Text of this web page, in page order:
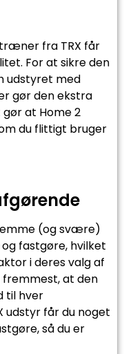
fra TRX får
For at sikre den
udstyret med
gør den ekstra
at Home 2
du flittigt bruger
(og svære)
fastgøre, hvilket
i deres valg af
fremmest, at den
til hver
udstyr får du noget
så du er